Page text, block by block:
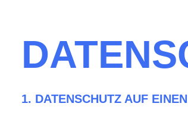
1. DATENSCHUTZ AUF